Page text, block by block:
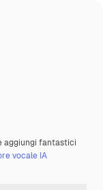
aggiungi fantastici
vocale IA